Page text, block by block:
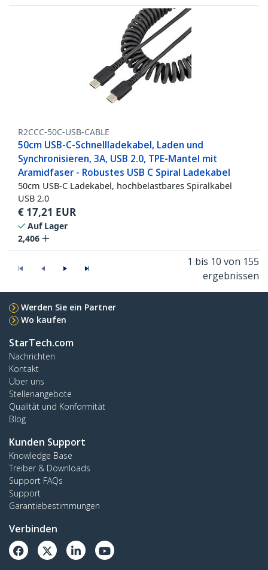
R2CCC-50C-USB-CABLE
50cm USB-C-Schnellladekabel, Laden und
Synchronisieren, 3A, USB 2.0, TPE-Mantel mit
Aramidfaser - Robustes USB C Spiral Ladekabel
50cm USB-C Ladekabel, hochbelastbares Spiralkabel
USB 2.0
€ 17,21 EUR
Auf Lager
2,406
1 bis 10 von 155
ergebnissen
Werden Sie ein Partner
Wo kaufen
StarTech.com
Nachrichten
Kontakt
Über uns
Stellenangebote
Qualität und Konformität
Blog
Kunden Support
Knowledge Base
Treiber & Downloads
Support FAQs
Support
Garantiebestimmungen
Verbinden